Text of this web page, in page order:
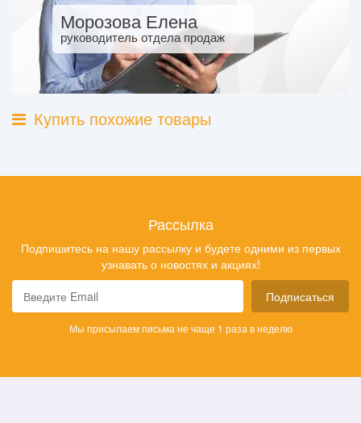
Морозова Елена
руководитель отдела продаж
Купить похожие товары
Рассылка
Подпишитесь на нашу рассылку и будете одними из первых
узнавать о новостях и акциях!
Подписаться
Мы присылаем письма не чаще 1 раза в неделю